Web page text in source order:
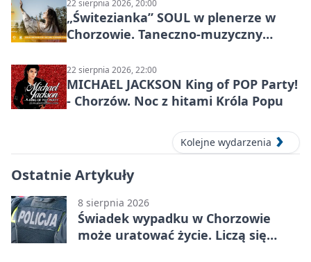
22 sierpnia 2026, 20:00
„Świtezianka” SOUL w plenerze w
Chorzowie. Taneczno-muzyczny
22 sierpnia 2026, 22:00
MICHAEL JACKSON King of POP Party!
- Chorzów. Noc z hitami Króla Popu
Kolejne wydarzenia
Ostatnie Artykuły
8 sierpnia 2026
Świadek wypadku w Chorzowie
może uratować życie. Liczą się